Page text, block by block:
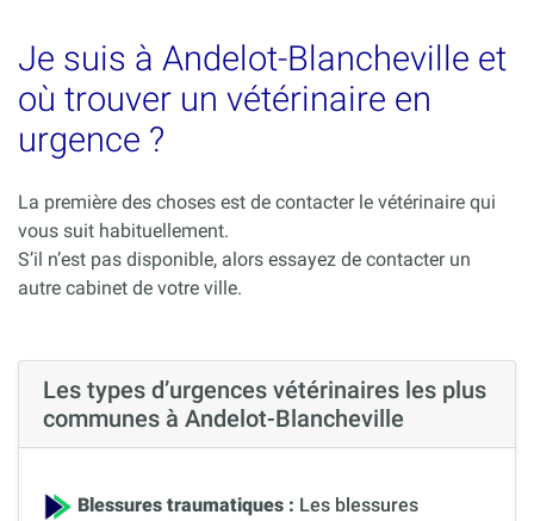
Je suis à Andelot-Blancheville et
où trouver un vétérinaire en
urgence ?
La première des choses est de contacter le vétérinaire qui
vous suit habituellement.
S’il n’est pas disponible, alors essayez de contacter un
autre cabinet de votre ville.
Les types d’urgences vétérinaires les plus
communes à Andelot-Blancheville
Blessures traumatiques : Les blessures